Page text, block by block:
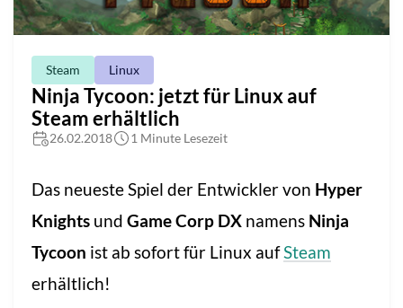
Steam Linux
Ninja Tycoon: jetzt für Linux auf
Steam erhältlich
26.02.2018 1 Minute Lesezeit
Das neueste Spiel der Entwickler von Hyper
Knights und Game Corp DX namens Ninja
Tycoon ist ab sofort für Linux aufSteam
erhältlich!